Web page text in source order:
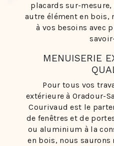
placards sur-
autre élément en bois,
à vos besoins avec
MENUISERIE
Pour tous vos
extérieure à Oradour-
Courivaud est le
de fenêtres et de
ou aluminium à la
en bois, nous